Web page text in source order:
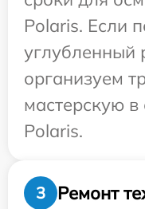
Polaris. Если
углубленный
организуем
мастерскую
Polaris.
3
Ремонт